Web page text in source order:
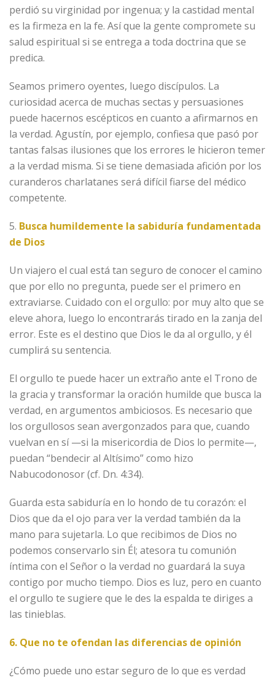
perdió su virginidad por ingenua; y la castidad mental
es la firmeza en la fe. Así que la gente compromete su
salud espiritual si se entrega a toda doctrina que se
predica.
Seamos primero oyentes, luego discípulos. La
curiosidad acerca de muchas sectas y persuasiones
puede hacernos escépticos en cuanto a afirmarnos en
la verdad. Agustín, por ejemplo, confiesa que pasó por
tantas falsas ilusiones que los errores le hicieron temer
a la verdad misma. Si se tiene demasiada afición por los
curanderos charlatanes será difícil fiarse del médico
competente.
5. Busca humildemente la sabiduría fundamentada
de Dios
Un viajero el cual está tan seguro de conocer el camino
que por ello no pregunta, puede ser el primero en
extraviarse. Cuidado con el orgullo: por muy alto que se
eleve ahora, luego lo encontrarás tirado en la zanja del
error. Este es el destino que Dios le da al orgullo, y él
cumplirá su sentencia.
El orgullo te puede hacer un extraño ante el Trono de
la gracia y transformar la oración humilde que busca la
verdad, en argumentos ambiciosos. Es necesario que
los orgullosos sean avergonzados para que, cuando
vuelvan en sí —si la misericordia de Dios lo permite—,
puedan “bendecir al Altísimo” como hizo
Nabucodonosor (cf. Dn. 4:34).
Guarda esta sabiduría en lo hondo de tu corazón: el
Dios que da el ojo para ver la verdad también da la
mano para sujetarla. Lo que recibimos de Dios no
podemos conservarlo sin Él; atesora tu comunión
íntima con el Señor o la verdad no guardará la suya
contigo por mucho tiempo. Dios es luz, pero en cuanto
el orgullo te sugiere que le des la espalda te diriges a
las tinieblas.
6. Que no te ofendan las diferencias de opinión
¿Cómo puede uno estar seguro de lo que es verdad